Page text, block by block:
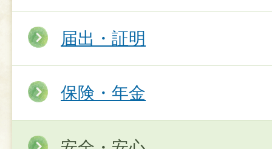
届出・証明
保険・年金